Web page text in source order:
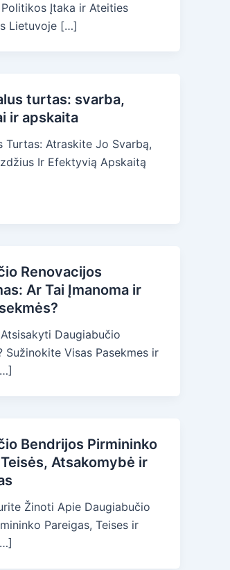
Įtaka ir Ateities
Lietuvoje […]
turtas: svarba,
ir apskaita
Turtas: Atraskite Jo Svarbą,
Ir Efektyvią Apskaitą
Renovacijos
Ar Tai Įmanoma ir
Daugiabučio
Sužinokite Visas Pasekmes ir
Bendrijos Pirmininko
Atsakomybė ir
Žinoti Apie Daugiabučio
Pareigas, Teises ir